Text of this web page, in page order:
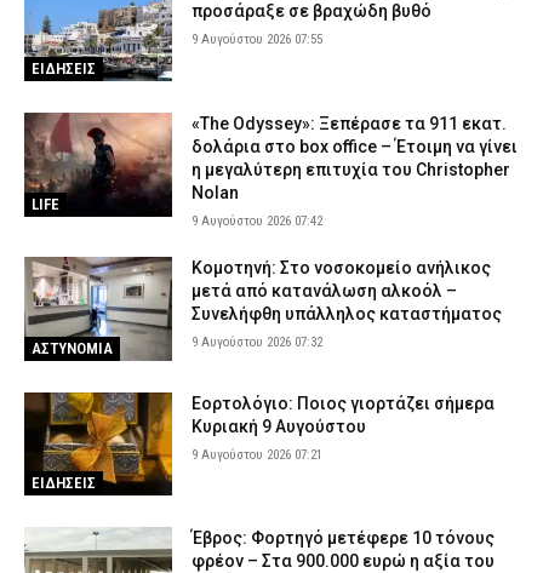
ΕΙΔΗΣΕΙΣ
προσάραξε σε βραχώδη βυθό
9 Αυγούστου 2026 07:55
LIFE
«The Odyssey»: Ξεπέρασε τα 911 εκατ.
δολάρια στο box office – Έτοιμη να γίνει
η μεγαλύτερη επιτυχία του Christopher
Nolan
9 Αυγούστου 2026 07:42
ΑΣΤΥΝΟΜΙΑ
Κομοτηνή: Στο νοσοκομείο ανήλικος
μετά από κατανάλωση αλκοόλ –
Συνελήφθη υπάλληλος καταστήματος
9 Αυγούστου 2026 07:32
ΕΙΔΗΣΕΙΣ
Εορτολόγιο: Ποιος γιορτάζει σήμερα
Κυριακή 9 Αυγούστου
9 Αυγούστου 2026 07:21
Έβρος: Φορτηγό μετέφερε 10 τόνους
φρέον – Στα 900.000 ευρώ η αξία του